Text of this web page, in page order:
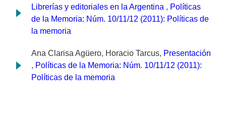
Librerías y editoriales en la Argentina , Políticas
de la Memoria: Núm. 10/11/12 (2011): Políticas de
la memoria
Ana Clarisa Agüero, Horacio Tarcus, Presentación
, Políticas de la Memoria: Núm. 10/11/12 (2011):
Políticas de la memoria